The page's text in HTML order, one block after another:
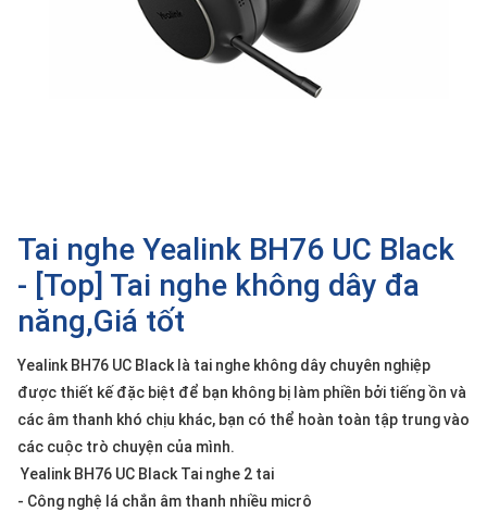
Tai nghe Yealink BH76 UC Black
- [Top] Tai nghe không dây đa
năng,Giá tốt
Yealink BH76 UC Black là tai nghe không dây chuyên nghiệp
được thiết kế đặc biệt để bạn không bị làm phiền bởi tiếng ồn và
các âm thanh khó chịu khác, bạn có thể hoàn toàn tập trung vào
các cuộc trò chuyện của mình.
Yealink BH76 UC Black Tai nghe 2 tai
- Công nghệ lá chắn âm thanh nhiều micrô
Dịch
trợ
Tin
Liên
hệ
Giới
thiệu